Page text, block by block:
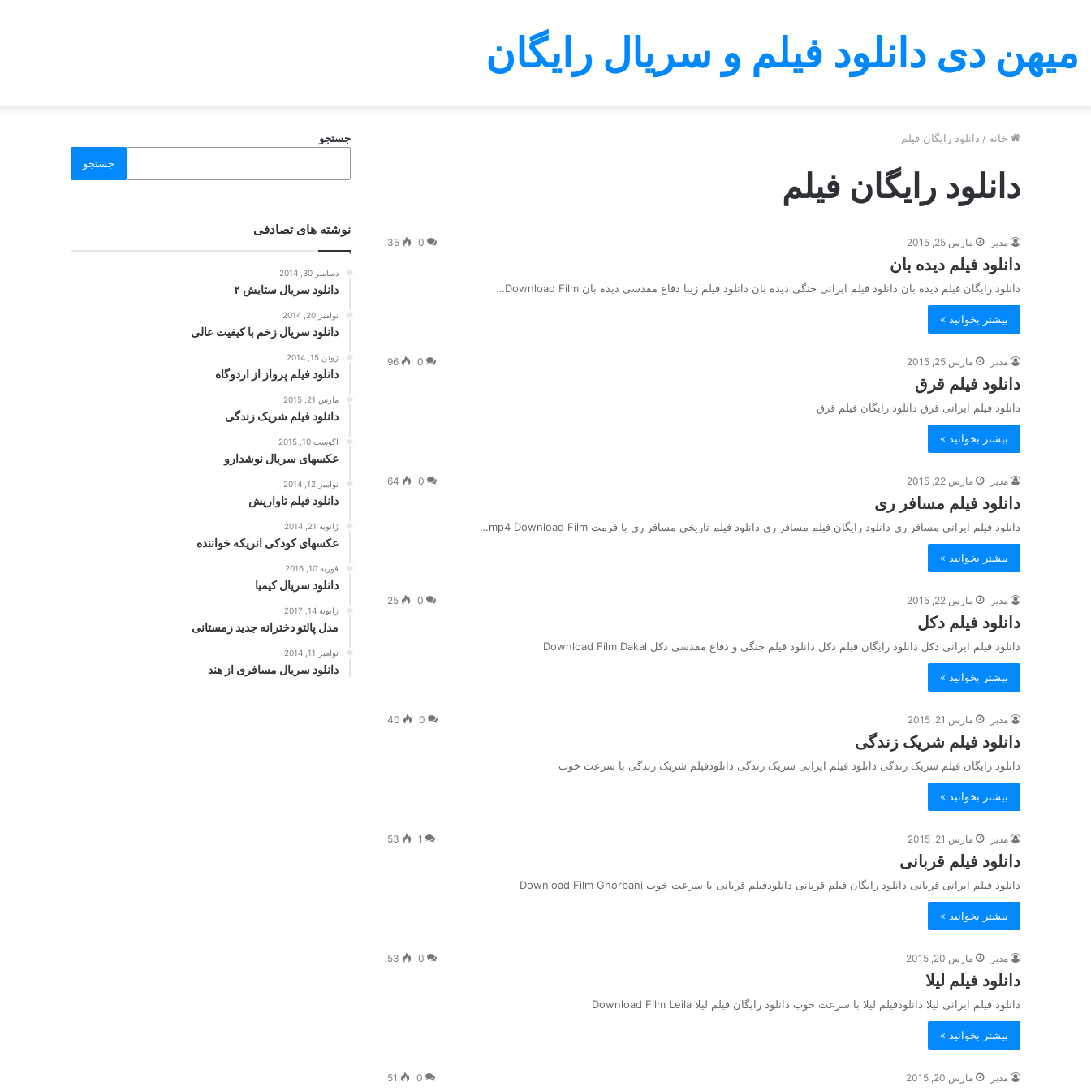
میهن دی دانلود فیلم و سریال رایگان
خانه / دانلود رایگان فیلم
دانلود رایگان فیلم
مدیر مارس 25, 2015 0
35
دانلود فیلم دیده بان
دانلود رایگان فیلم دیده بان دانلود فیلم ایرانی جنگی دیده بان دانلود فیلم زیبا دفاع مقدسی دیده بان Download Film…
بیشتر بخوانید »
مدیر مارس 25, 2015 0
96
دانلود فیلم قرق
دانلود فیلم ایرانی قرق دانلود رایگان فیلم قرق
بیشتر بخوانید »
مدیر مارس 22, 2015 0
64
دانلود فیلم مسافر ری
دانلود فیلم ایرانی مسافر ری دانلود رایگان فیلم مسافر ری دانلود فیلم تاریخی مسافر ری با فرمت mp4 Download Film…
بیشتر بخوانید »
مدیر مارس 22, 2015 0
25
دانلود فیلم دکل
دانلود فیلم ایرانی دکل دانلود رایگان فیلم دکل دانلود فیلم جنگی و دفاع مقدسی دکل Download Film Dakal
بیشتر بخوانید »
مدیر مارس 21, 2015 0
40
دانلود فیلم شریک زندگی
دانلود رایگان فیلم شریک زندگی دانلود فیلم ایرانی شریک زندگی دانلودفیلم شریک زندگی با سرعت خوب
بیشتر بخوانید »
مدیر مارس 21, 2015 1
53
دانلود فیلم قربانی
دانلود فیلم ایرانی قربانی دانلود رایگان فیلم قربانی دانلودفیلم قربانی با سرعت خوب Download Film Ghorbani
بیشتر بخوانید »
مدیر مارس 20, 2015 0
53
دانلود فیلم لیلا
دانلود فیلم ایرانی لیلا دانلودفیلم لیلا با سرعت خوب دانلود رایگان فیلم لیلا Download Film Leila
بیشتر بخوانید »
مدیر مارس 20, 2015 0
51
جستجو
جستجو
نوشته های تصادفی
دسامبر 30, 2014
دانلود سریال ستایش ۲
نوامبر 20, 2014
دانلود سریال زخم با کیفیت عالی
ژوئن 15, 2014
دانلود فیلم پرواز از اردوگاه
مارس 21, 2015
دانلود فیلم شریک زندگی
آگوست 10, 2015
عکسهای سریال نوشدارو
نوامبر 12, 2014
دانلود فیلم تاواریش
ژانویه 21, 2014
عکسهای کودکی انریکه خواننده
فوریه 10, 2016
دانلود سریال کیمیا
ژانویه 14, 2017
مدل پالتو دخترانه جدید زمستانی
نوامبر 11, 2014
دانلود سریال مسافری از هند